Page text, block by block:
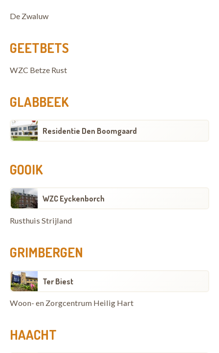
De Zwaluw
GEETBETS
WZC Betze Rust
GLABBEEK
Residentie Den Boomgaard
GOOIK
WZC Eyckenborch
Rusthuis Strijland
GRIMBERGEN
Ter Biest
Woon- en Zorgcentrum Heilig Hart
HAACHT